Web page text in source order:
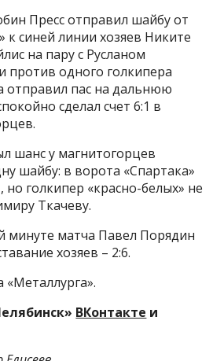
Пресс отправил шайбу от
к синей линии хозяев Никите
на пару с Русланом
одного голкипера
отправил пас на дальнюю
сделал счет 6:1 в
шанс у магнитогорцев
шайбу: в ворота «Спартака»
но голкипер «красно-белых» не
Ткачеву.
минуте матча Павел Порядин
хозяев – 2:6.
ВКонтакте и